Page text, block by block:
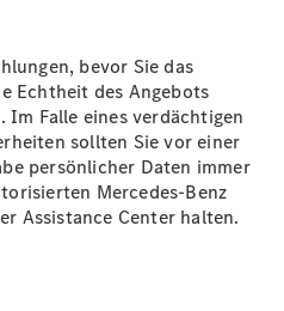
bevor Sie das
Echtheit des Angebots
Falle eines verdächtigen
sollten Sie vor einer
persönlicher Daten immer
Mercedes-Benz
Assistance Center halten.